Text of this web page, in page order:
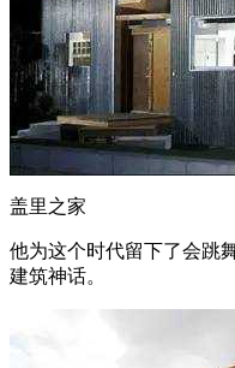
盖里之家
他为这个时代留下了会跳
建筑神话。